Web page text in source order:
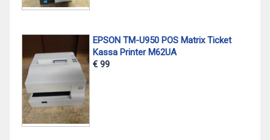
EPSON TM-U950 POS Matrix Ticket
Kassa Printer M62UA
€ 99